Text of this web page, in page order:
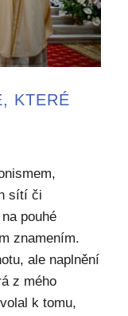
KTERÉ
sítí či
pouhé
znamením.
ale naplnění
z mého
k tomu,